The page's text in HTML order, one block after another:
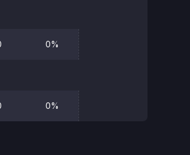
0%
0%